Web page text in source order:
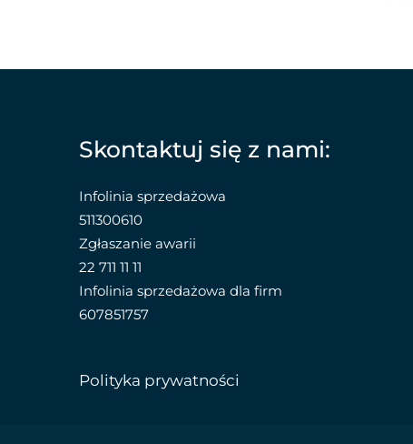
Skontaktuj się z nami:
Infolinia sprzedażowa
511300610
Zgłaszanie awarii
22 711 11 11
Infolinia sprzedażowa dla firm
607851757
Polityka prywatności